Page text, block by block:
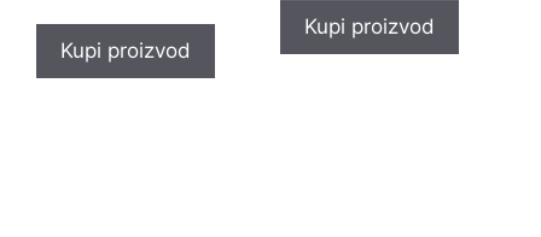
Kupi proizvod
Kupi proizvod